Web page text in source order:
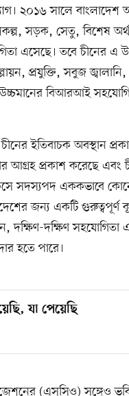
সালে বাংলাদেশ
সড়ক, সেতু, বিশেষ
এসেছে। তবে চীনের এ
প্রযুক্তি, সবুজ
বিআরআই
ইতিবাচক অবস্থান
আগ্রহ প্রকাশ করেছে এবং
সদস্যপদ এককভাবে
জন্য একটি গুরুত্বপূর্ণ
দক্ষিণ-দক্ষিণ সহযোগিতা
হতে পারে।
যা পেয়েছি
(এসসিও) সঙ্গেও